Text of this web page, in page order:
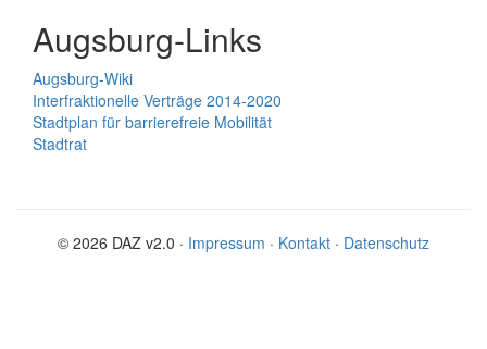
Augsburg-Links
Augsburg-Wiki
Interfraktionelle Verträge 2014-2020
Stadtplan für barrierefreie Mobilität
Stadtrat
© 2026 DAZ v2.0 · Impressum · Kontakt · Datenschutz